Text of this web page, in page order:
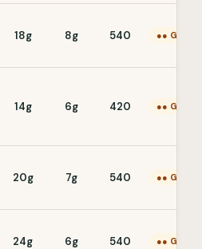
18g 8g 540 ●● Gemid.
14g 6g 420 ●● Gemid.
20g 7g 540 ●● Gemid.
24g 6g 540 ●● Gemid.